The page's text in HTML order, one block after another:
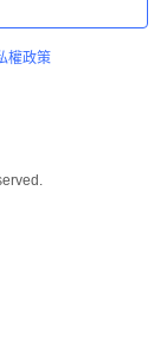
權政策